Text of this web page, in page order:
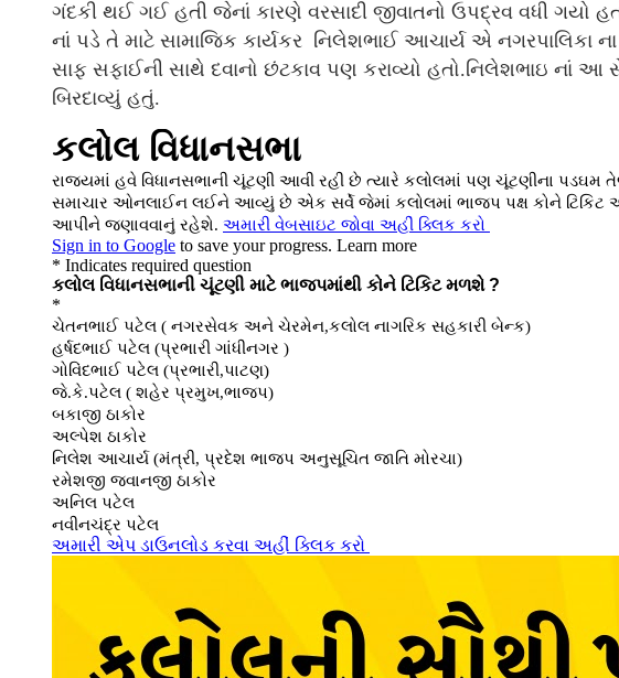
ગંદકી થઈ ગઈ હતી જેનાં કારણે વરસાદી જીવાતનો ઉપદ્રવ વધી ગયો
નાં પડે તે માટે સામાજિક કાર્યકર નિલેશભાઈ આચાર્ય એ નગરપાલિકા
સાફ સફાઈની સાથે દવાનો છંટકાવ પણ કરાવ્યો હતો.નિલેશભાઇ નાં આ
બિરદાવ્યું હતું.